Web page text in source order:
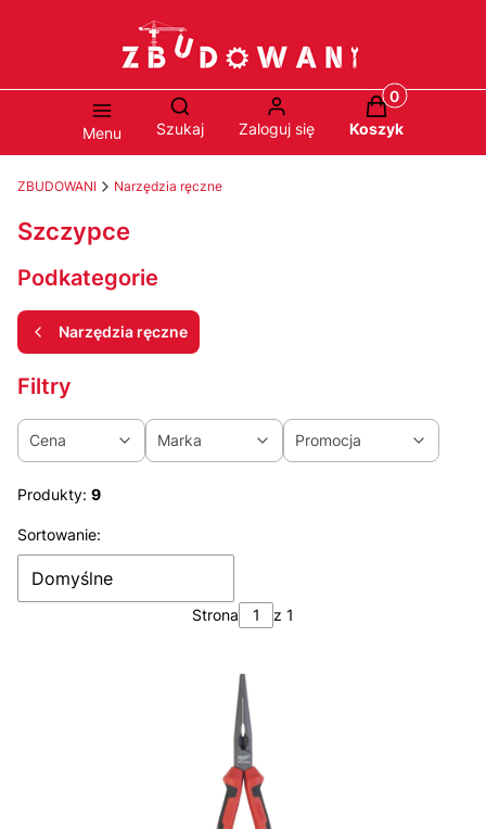
Menu
Otwórz wyszukiwarkę
Szukaj Zaloguj się
Produkty w
Koszyk
ZBUDOWANI Narzędzia ręczne
Szczypce
Podkategorie
Narzędzia ręczne
Filtry
Cena Marka Promocja
Koniec filtrów
Produkty: 9
Lista produktów
Sortowanie:
Domyślne
Strona z 1